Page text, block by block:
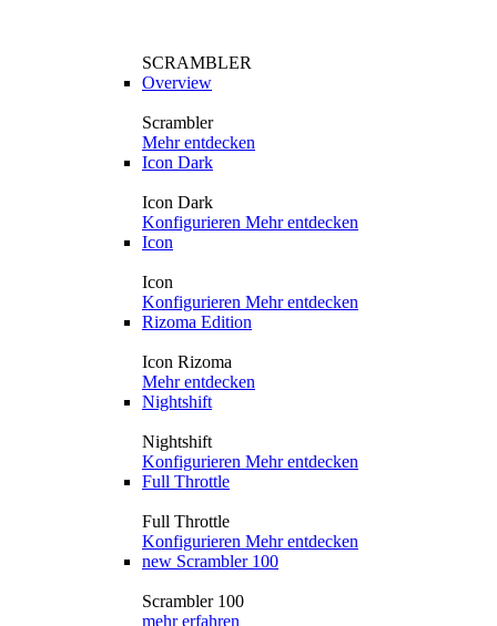
SCRAMBLER
Overview
Scrambler
Mehr entdecken
Icon Dark
Icon Dark
Konfigurieren Mehr entdecken
Icon
Icon
Konfigurieren Mehr entdecken
Rizoma Edition
Icon Rizoma
Mehr entdecken
Nightshift
Nightshift
Konfigurieren Mehr entdecken
Full Throttle
Full Throttle
Konfigurieren Mehr entdecken
new Scrambler 100
Scrambler 100
mehr erfahren